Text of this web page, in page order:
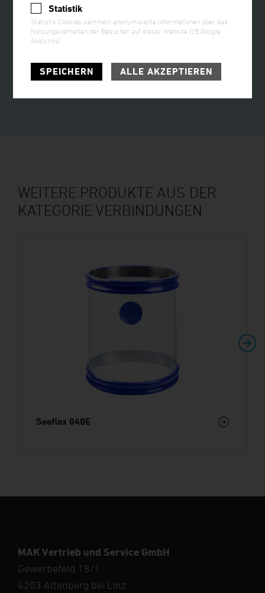
INTERESSIERT?
JETZT ANFRAGEN!
WEITERE PRODUKTE AUS DER
KATEGORIE VERBINDUNGEN
Seeflex 040E
MAK Vertrieb und Service GmbH
Gewerbefeld 18/1
4203 Altenberg bei Linz
Statistik
Statistik Cookies sammeln anonymisierte Informationen über das
Nutzungsverhalten der Besucher auf dieser Website (zB Google
Analytics)
SPEICHERN ALLE AKZEPTIEREN